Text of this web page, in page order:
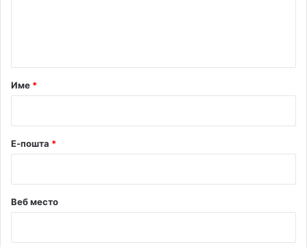
р
Име *
Е-пошта *
Веб место